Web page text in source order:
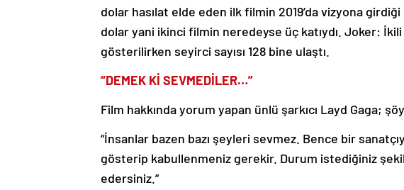
dolar hasılat elde eden ilk filmin 2019’da vizyona
dolar yani ikinci filmin neredeyse üç katıydı. Joker:
gösterilirken seyirci sayısı 128 bine ulaştı.
“DEMEK Kİ SEVMEDİLER…”
Film hakkında yorum yapan ünlü şarkıcı Layd Gaga;
“İnsanlar bazen bazı şeyleri sevmez. Bence bir
gösterip kabullenmeniz gerekir. Durum istediğiniz
edersiniz.”